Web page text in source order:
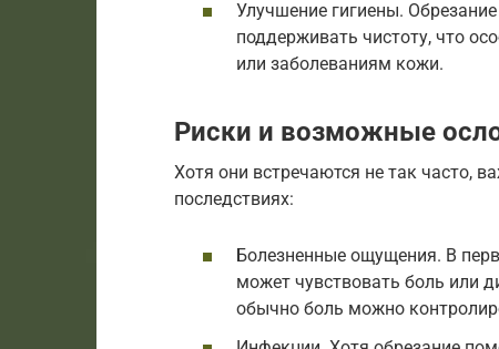
Улучшение гигиены.
поддерживать чистоту, что
или заболеваниям кожи.
Риски и возможные
Хотя они встречаются не так часто,
последствиях:
Болезненные ощущения. В
может чувствовать боль или
обычно боль можно